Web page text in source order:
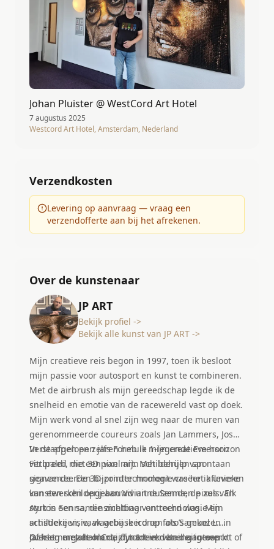
Johan Pluister @ WestCord Art Hotel
7 augustus 2025
Westcord Art Hotel, Amsterdam, Nederland
Verzendkosten
Levering op aanvraag — vraag een
verzendofferte aan bij het afrekenen.
Over de kunstenaar
JP ART
Bekijk profiel ->
Bekijk alle kunst van JP ART ->
Mijn creatieve reis begon in 1997, toen ik besloot
mijn passie voor autosport en kunst te combineren.
Met de airbrush als mijn gereedschap legde ik de
snelheid en emotie van de racewereld vast op doek.
Mijn werk vond al snel zijn weg naar de muren van
gerenommeerde coureurs zoals Jan Lammers, Jos
Verstappen en zelfs Formule 1-legende Emerson
Fittipaldi, die een van mijn schilderijen spontaan
signeerde. Een bijzonder moment was het afleveren
van een schilderij aan Vivianne Senna, de zus van
Ayrton Senna, die zichtbaar ontroerd was. Mijn
schilderijen, vaak gebaseerd op foto’s gekozen in
overleg met de klant, zijn tot in detail uitgewerkt
In de afgelopen jaren heb ik mijn creatieve horizon
verbreed met 3D pixel art. Met behulp van
geavanceerde 3D-printtechnologie creëer ik unieke
kunstwerken opgebouwd uit duizenden pixels. Elk
stuk is een samensmelting van technologie en
artistieke visie, waarbij ik iconen als Samuel L.
Jackson en Johan Cruijff tot leven breng in een
Of het nu gaat om de dynamiek van de autosport of